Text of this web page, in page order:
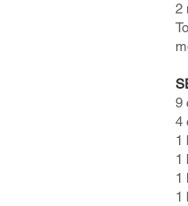
2
9
4
1
1
1
1